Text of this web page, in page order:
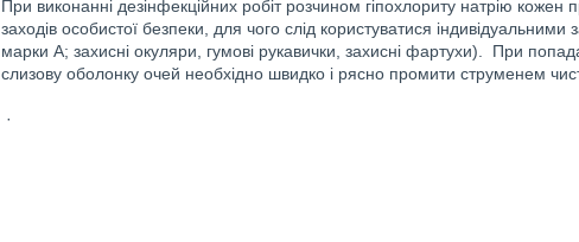
При виконанні дезінфекційних робіт розчином гіпохлориту натрію
заходів особистої безпеки, для чого слід користуватися
марки А; захисні окуляри, гумові рукавички, захисні фартухи). При
слизову оболонку очей необхідно швидко і рясно промити струменем
·